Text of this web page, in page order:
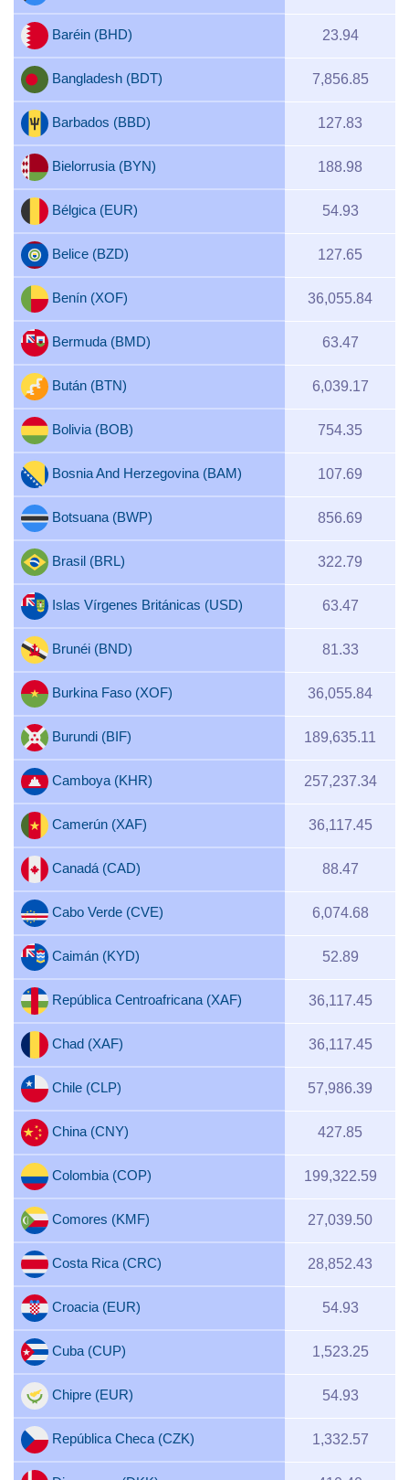
Baréin (BHD) 23.94
Bangladesh (BDT) 7,856.85
Barbados (BBD) 127.83
Bielorrusia (BYN) 188.98
Bélgica (EUR) 54.93
Belice (BZD) 127.65
Benín (XOF) 36,055.84
Bermuda (BMD) 63.47
Bután (BTN) 6,039.17
Bolivia (BOB) 754.35
Bosnia And Herzegovina (BAM) 107.69
Botsuana (BWP) 856.69
Brasil (BRL) 322.79
Islas Vírgenes Británicas (USD) 63.47
Brunéi (BND) 81.33
Burkina Faso (XOF) 36,055.84
Burundi (BIF) 189,635.11
Camboya (KHR) 257,237.34
Camerún (XAF) 36,117.45
Canadá (CAD) 88.47
Cabo Verde (CVE) 6,074.68
Caimán (KYD) 52.89
República Centroafricana (XAF) 36,117.45
Chad (XAF) 36,117.45
Chile (CLP) 57,986.39
China (CNY) 427.85
Colombia (COP) 199,322.59
Comores (KMF) 27,039.50
Costa Rica (CRC) 28,852.43
Croacia (EUR) 54.93
Cuba (CUP) 1,523.25
Chipre (EUR) 54.93
República Checa (CZK) 1,332.57